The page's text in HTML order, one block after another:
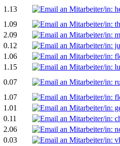
1.13
1.09
2.09
0.12
1.06
1.15
0.07
1.07
1.01
0.11
2.06
0.03